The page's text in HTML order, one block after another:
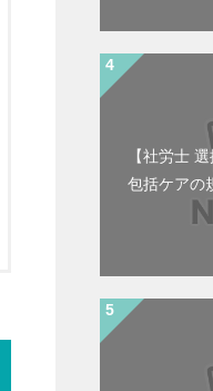
【社労士
包括ケアの